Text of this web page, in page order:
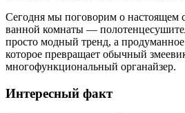
Сегодня мы поговорим о настоящем
ванной комнаты —
просто модный тренд, а
которое превращает обычный
многофункциональный органайзер.
Интересный факт